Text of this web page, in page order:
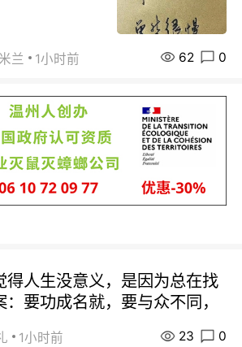
兰 1小时前 62 0
得人生没意义，是因为总在找
要功成名就，要与众不同，
1小时前 23 0